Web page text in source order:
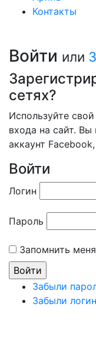
Контакты
Войти или
сетях?
Используйте
входа на сайт.
аккаунт
Войти
Логин
Пароль
Запомнить меня
Забыли
Забыли